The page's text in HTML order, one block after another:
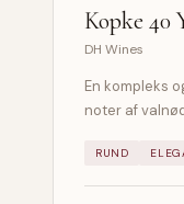
Kopke 40
DH Wines
En kompleks
noter af
RUND